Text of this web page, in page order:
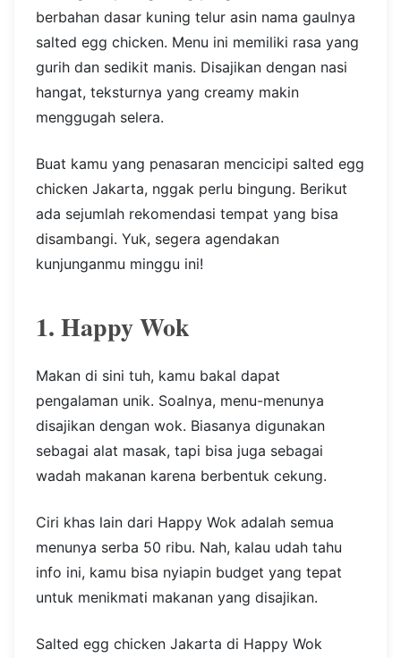
berbahan dasar kuning telur asin nama gaulnya
salted egg chicken. Menu ini memiliki rasa yang
gurih dan sedikit manis. Disajikan dengan nasi
hangat, teksturnya yang creamy makin
menggugah selera.
Buat kamu yang penasaran mencicipi salted egg
chicken Jakarta, nggak perlu bingung. Berikut
ada sejumlah rekomendasi tempat yang bisa
disambangi. Yuk, segera agendakan
kunjunganmu minggu ini!
1. Happy Wok
Makan di sini tuh, kamu bakal dapat
pengalaman unik. Soalnya, menu-menunya
disajikan dengan wok. Biasanya digunakan
sebagai alat masak, tapi bisa juga sebagai
wadah makanan karena berbentuk cekung.
Ciri khas lain dari Happy Wok adalah semua
menunya serba 50 ribu. Nah, kalau udah tahu
info ini, kamu bisa nyiapin budget yang tepat
untuk menikmati makanan yang disajikan.
Salted egg chicken Jakarta di Happy Wok